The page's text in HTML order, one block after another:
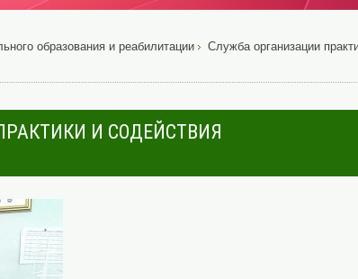
образования и реабилитации
Служба организации
И СОДЕЙСТВИЯ